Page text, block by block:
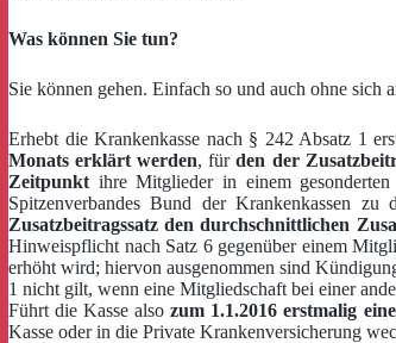
Was können Sie tun?
Sie können gehen. Einfach so und auch ohne sich
Erhebt die Krankenkasse nach § 242 Absatz 1
Monats erklärt werden, fürden der
Zeitpunkt ihre Mitglieder in einem
Spitzenverbandes Bund der Krankenkassen
Zusatzbeitragssatz den durchschnittlichen
Hinweispflicht nach Satz 6 gegenüber einem
erhöht wird; hiervon ausgenommen sind
1 nicht gilt, wenn eine Mitgliedschaft bei einer
Führt die Kasse alsozum 1.1.2016 erstmalig
Kasse oder in die Private Krankenversicherung